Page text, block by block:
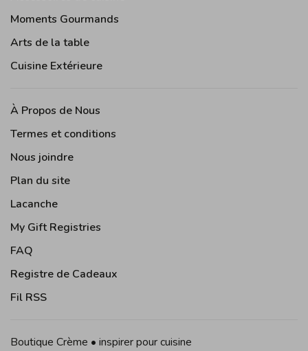
Moments Gourmands
Arts de la table
Cuisine Extérieure
À Propos de Nous
Termes et conditions
Nous joindre
Plan du site
Lacanche
My Gift Registries
FAQ
Registre de Cadeaux
Fil RSS
Boutique Crème • inspirer pour cuisine